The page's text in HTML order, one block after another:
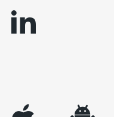
linkedin